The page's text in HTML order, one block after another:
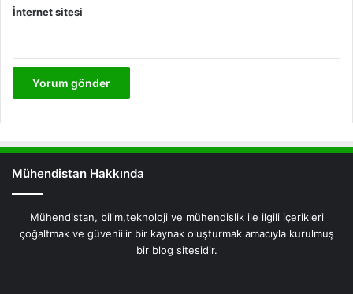
İnternet sitesi
Mühendistan Hakkında
Mühendistan, bilim,teknoloji ve mühendislik ile ilgili içerikleri
çoğaltmak ve güveniilir bir kaynak oluşturmak amacıyla kurulmuş
bir blog sitesidir.